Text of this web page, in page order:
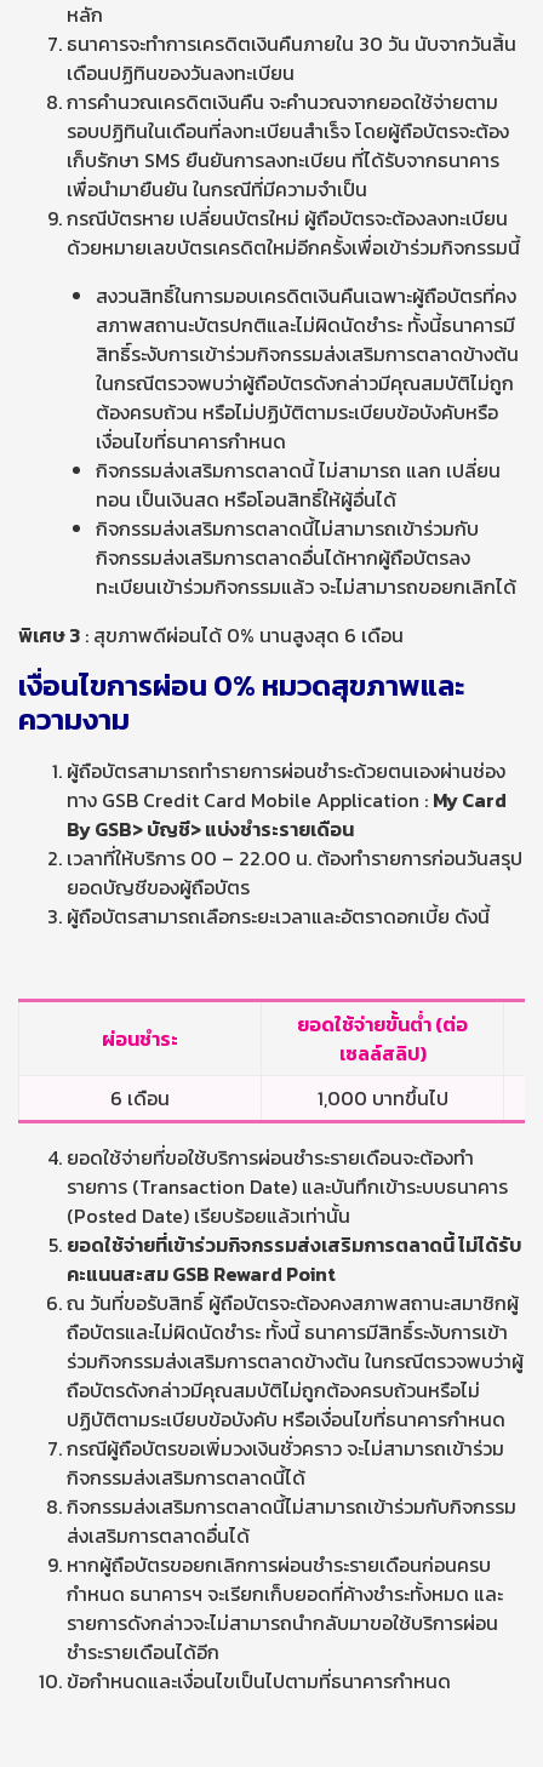
หลัก
ธนาคารจะทำการเครดิตเงินคืนภายใน 30 วัน นับจากวันสิ้น
เดือนปฏิทินของวันลงทะเบียน
การคำนวณเครดิตเงินคืน จะคำนวณจากยอดใช้จ่ายตาม
รอบปฏิทินในเดือนที่ลงทะเบียนสำเร็จ โดยผู้ถือบัตรจะต้อง
เก็บรักษา SMS ยืนยันการลงทะเบียน ที่ได้รับจากธนาคาร
เพื่อนำมายืนยัน ในกรณีที่มีความจำเป็น
กรณีบัตรหาย เปลี่ยนบัตรใหม่ ผู้ถือบัตรจะต้องลงทะเบียน
ด้วยหมายเลขบัตรเครดิตใหม่อีกครั้งเพื่อเข้าร่วมกิจกรรมนี้
สงวนสิทธิ์ในการมอบเครดิตเงินคืนเฉพาะผู้ถือบัตรที่คง
สภาพสถานะบัตรปกติและไม่ผิดนัดชำระ ทั้งนี้ธนาคารมี
สิทธิ์ระงับการเข้าร่วมกิจกรรมส่งเสริมการตลาดข้างต้น
ในกรณีตรวจพบว่าผู้ถือบัตรดังกล่าวมีคุณสมบัติไม่ถูก
ต้องครบถ้วน หรือไม่ปฏิบัติตามระเบียบข้อบังคับหรือ
เงื่อนไขที่ธนาคารกำหนด
กิจกรรมส่งเสริมการตลาดนี้ ไม่สามารถ แลก เปลี่ยน
ทอน เป็นเงินสด หรือโอนสิทธิ์ให้ผู้อื่นได้
กิจกรรมส่งเสริมการตลาดนี้ไม่สามารถเข้าร่วมกับ
กิจกรรมส่งเสริมการตลาดอื่นได้หากผู้ถือบัตรลง
ทะเบียนเข้าร่วมกิจกรรมแล้ว จะไม่สามารถขอยกเลิกได้
พิเศษ3 : สุขภาพดีผ่อนได้ 0% นานสูงสุด 6 เดือน
เงื่อนไขการผ่อน 0% หมวดสุขภาพและ
ความงาม
ผู้ถือบัตรสามารถทำรายการผ่อนชำระด้วยตนเองผ่านช่อง
ทาง GSB Credit Card Mobile Application : My Card
By GSB> บัญชี> แบ่งชำระรายเดือน
เวลาที่ให้บริการ 00 – 22.00 น. ต้องทำรายการก่อนวันสรุป
ยอดบัญชีของผู้ถือบัตร
ผู้ถือบัตรสามารถเลือกระยะเวลาและอัตราดอกเบี้ย ดังนี้
ผ่อนชำระ
ยอดใช้จ่ายขั้นต่ำ (ต่อ
เซลล์สลิป)
6 เดือน
1,000 บาทขึ้นไป
ยอดใช้จ่ายที่ขอใช้บริการผ่อนชำระรายเดือนจะต้องทำ
รายการ (Transaction Date) และบันทึกเข้าระบบธนาคาร
(Posted Date) เรียบร้อยแล้วเท่านั้น
ยอดใช้จ่ายที่เข้าร่วมกิจกรรมส่งเสริมการตลาดนี้ ไม่ได้รับ
คะแนนสะสมGSB Reward Point
ณ วันที่ขอรับสิทธิ์ ผู้ถือบัตรจะต้องคงสภาพสถานะสมาชิกผู้
ถือบัตรและไม่ผิดนัดชำระ ทั้งนี้ ธนาคารมีสิทธิ์ระงับการเข้า
ร่วมกิจกรรมส่งเสริมการตลาดข้างต้น ในกรณีตรวจพบว่าผู้
ถือบัตรดังกล่าวมีคุณสมบัติไม่ถูกต้องครบถ้วนหรือไม่
ปฏิบัติตามระเบียบข้อบังคับ หรือเงื่อนไขที่ธนาคารกำหนด
กรณีผู้ถือบัตรขอเพิ่มวงเงินชั่วคราว จะไม่สามารถเข้าร่วม
กิจกรรมส่งเสริมการตลาดนี้ได้
กิจกรรมส่งเสริมการตลาดนี้ไม่สามารถเข้าร่วมกับกิจกรรม
ส่งเสริมการตลาดอื่นได้
หากผู้ถือบัตรขอยกเลิกการผ่อนชำระรายเดือนก่อนครบ
กำหนด ธนาคารฯ จะเรียกเก็บยอดที่ค้างชำระทั้งหมด และ
รายการดังกล่าวจะไม่สามารถนำกลับมาขอใช้บริการผ่อน
ชำระรายเดือนได้อีก
ข้อกำหนดและเงื่อนไขเป็นไปตามที่ธนาคารกำหนด